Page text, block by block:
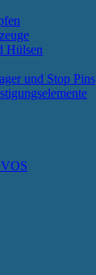
Hülsen
und Stop Pins